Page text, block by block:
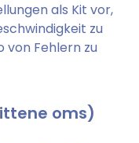
als Kit vor,
zu
von Fehlern zu
oms)